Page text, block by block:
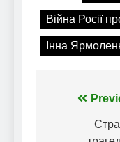
Війна Росії
Інна
записів